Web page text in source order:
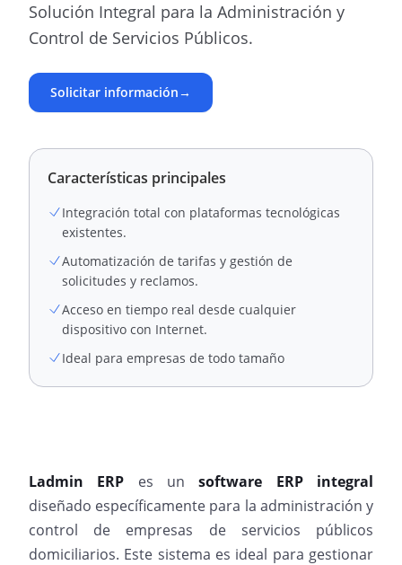
Solución Integral para la Administración y
Control de Servicios Públicos.
Solicitar información→
Características principales
Integración total con plataformas tecnológicas
existentes.
Automatización de tarifas y gestión de
solicitudes y reclamos.
Acceso en tiempo real desde cualquier
dispositivo con Internet.
Ideal para empresas de todo tamaño
Ladmin ERP es unsoftware ERP integral
diseñado específicamente para la administración y
control de empresas de servicios públicos
domiciliarios. Este sistema es ideal para gestionar